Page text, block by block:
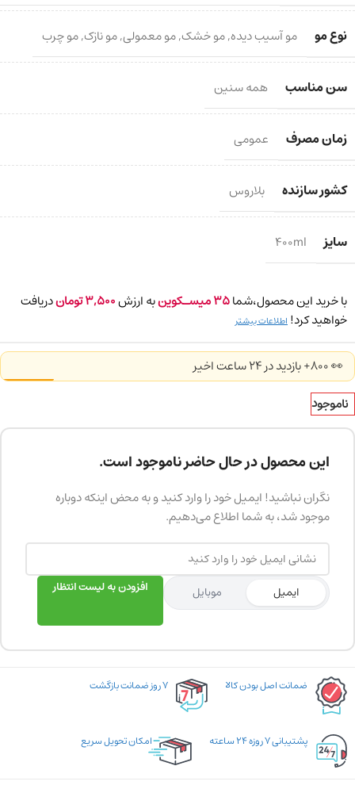
نوع مو مو آسیب دیده,مو خشک,مو معمولی,مو نازک,مو چرب
سن مناسب همه سنین
زمان مصرف عمومی
کشور سازنده بلاروس
سایز 400ml
با خرید این محصول،شما35میسـکوینبه ارزش3,500توماندریافت
خواهید کرد! اطلاعات بیشتر
👀 800+ بازدید در ۲۴ ساعت اخیر
ناموجود
این محصول در حال حاضر ناموجود است.
نگران نباشید! ایمیل خود را وارد کنید و به محض اینکه دوباره
موجود شد، به شما اطلاع می‌دهیم.
ایمیل موبایل افزودن به لیست انتظار
ضمانت اصل بودن کالا ۷ روز ضمانت بازگشت
پشتیبانی ۷ روزه ۲۴ ساعته امکان تحویل سریع